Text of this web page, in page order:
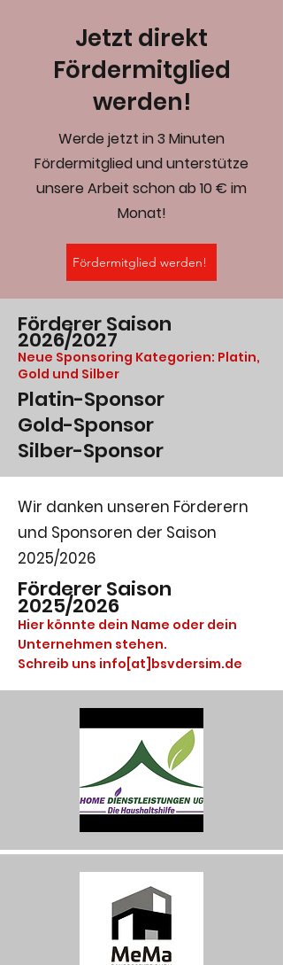
Jetzt direkt
Fördermitglied
werden!
Werde jetzt in 3 Minuten
Fördermitglied und unterstütze
unsere Arbeit schon ab 10 € im
Monat!
Fördermitglied werden!
Förderer Saison
2026/2027
Neue Sponsoring Kategorien: Platin,
Gold und Silber
Platin-Sponsor
Gold-Sponsor
Silber-Sponsor
Wir danken unseren Förderern
und Sponsoren der Saison
2025/2026
Förderer Saison
2025/2026
Hier könnte dein Name oder dein
Unternehmen stehen.
Schreib uns info[at]bsvdersim.de